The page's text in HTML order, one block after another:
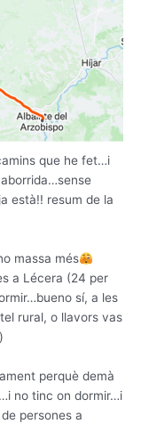
que he fet…i
està!! resum de la
massa més
a Lécera (24 per
sí, a les
rural, o llavors vas
perquè demà
no tinc on dormir…i
persones a